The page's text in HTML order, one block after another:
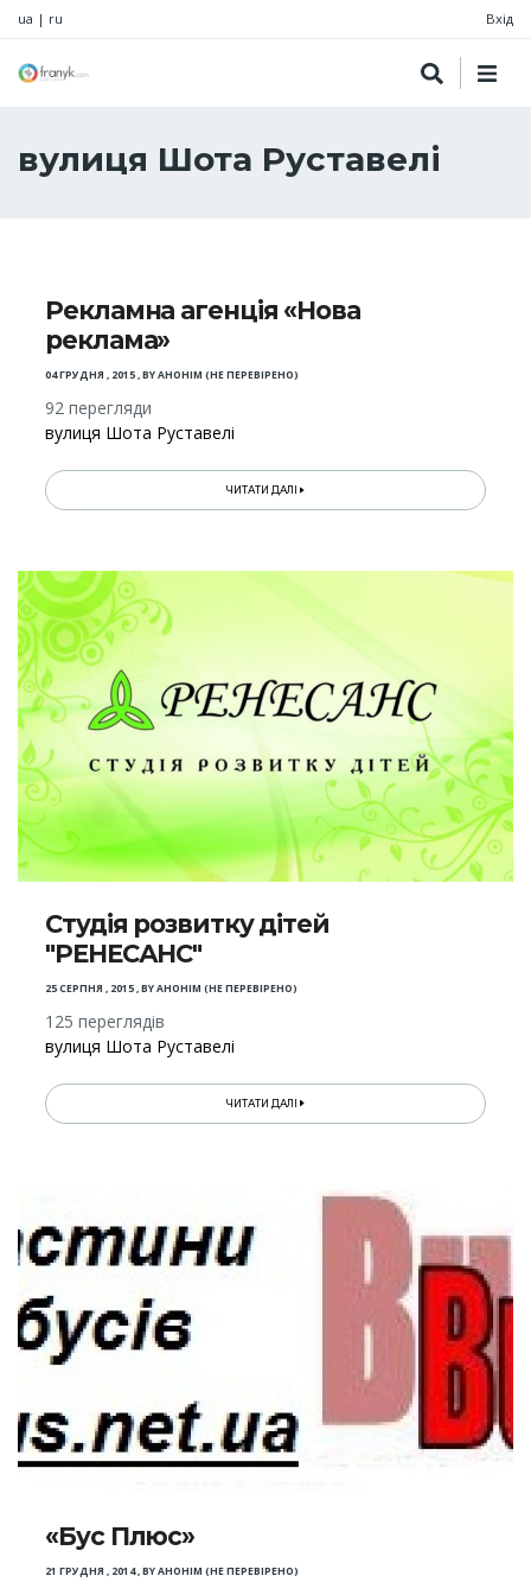
ua | ru Вхід
вулиця Шота Руставелі
Рекламна агенція «Нова
реклама»
04 ГРУДНЯ , 2015,BYАНОНІМ (НЕ ПЕРЕВІРЕНО)
92 перегляди
вулиця Шота Руставелі
ЧИТАТИ ДАЛІ
Студія розвитку дітей
"РЕНЕСАНС"
25 СЕРПНЯ , 2015,BYАНОНІМ (НЕ ПЕРЕВІРЕНО)
125 переглядів
вулиця Шота Руставелі
ЧИТАТИ ДАЛІ
«Бус Плюс»
21 ГРУДНЯ , 2014,BYАНОНІМ (НЕ ПЕРЕВІРЕНО)